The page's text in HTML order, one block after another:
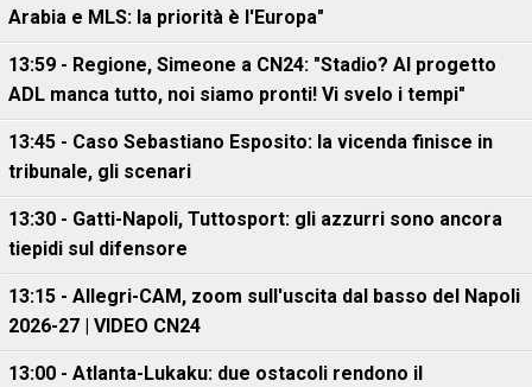
Arabia e MLS: la priorità è l'Europa"
13:59 - Regione, Simeone a CN24: "Stadio? Al progetto
ADL manca tutto, noi siamo pronti! Vi svelo i tempi"
13:45 - Caso Sebastiano Esposito: la vicenda finisce in
tribunale, gli scenari
13:30 - Gatti-Napoli, Tuttosport: gli azzurri sono ancora
tiepidi sul difensore
13:15 - Allegri-CAM, zoom sull'uscita dal basso del Napoli
2026-27 | VIDEO CN24
13:00 - Atlanta-Lukaku: due ostacoli rendono il